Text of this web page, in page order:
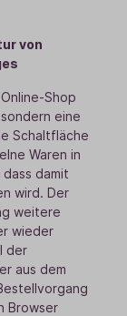
von
Shop
eine
Schaltfläche
Waren in
damit
wird. Der
weitere
wieder
der
aus dem
Browser